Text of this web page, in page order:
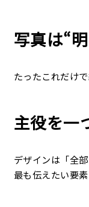
写真は“
たったこれだけ
主役を一
デザインは「全
最も伝えたい要